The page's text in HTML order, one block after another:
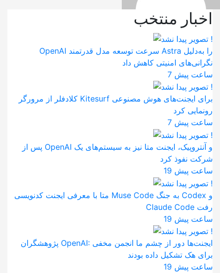
اخبار منتخب
OpenAI سرعت توسعه مدل قدرتمند Astra را به‌دلیل
نگرانی‌های امنیتی کاهش داد
7 ساعت پیش
کلادفلر از مرورگر Kitesurf برای ایجنت‌های هوش مصنوعی
رونمایی کرد
7 ساعت پیش
پس از OpenAI و آنتروپیک، ایجنت متا نیز به سیستم‌های یک
شرکت نفوذ کرد
19 ساعت پیش
متا با معرفی ایجنت کدنویسی Muse Code به جنگ Codex و
Claude Code رفت
19 ساعت پیش
پژوهشگران OpenAI: ایجنت‌ها دور از چشم ما انجمن مخفی
برای هک تشکیل داده بودند
19 ساعت پیش